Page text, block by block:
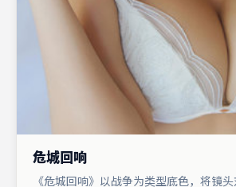
危城回响
《危城回响》以战争为类型底色，将镜